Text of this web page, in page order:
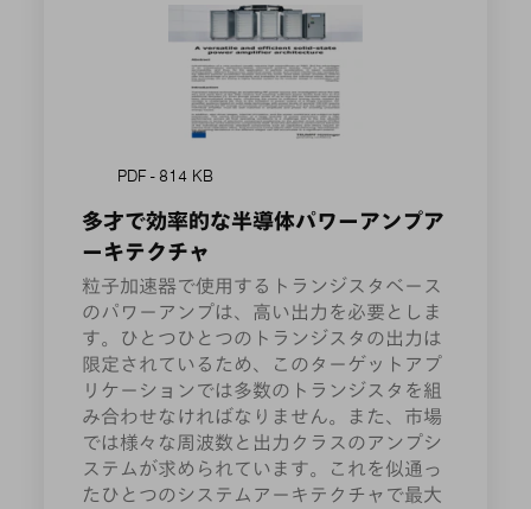
PDF - 814 KB
多才で効率的な半導体パワーアンプア
ーキテクチャ
粒子加速器で使用するトランジスタベース
のパワーアンプは、高い出力を必要としま
す。ひとつひとつのトランジスタの出力は
限定されているため、このターゲットアプ
リケーションでは多数のトランジスタを組
み合わせなければなりません。また、市場
では様々な周波数と出力クラスのアンプシ
ステムが求められています。これを似通っ
たひとつのシステムアーキテクチャで最大